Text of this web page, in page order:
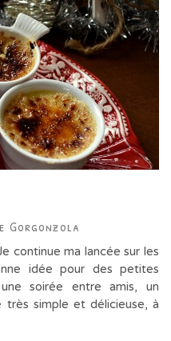
Gorgonzola
continue ma lancée sur les
idée pour des petites
soirée entre amis, un
simple et délicieuse, à